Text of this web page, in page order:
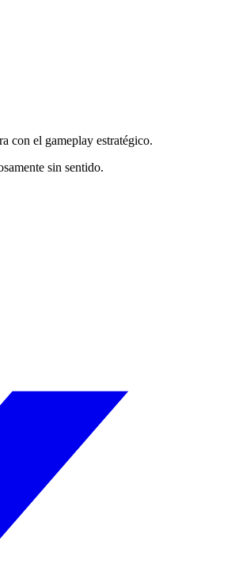
con el gameplay estratégico.
sin sentido.